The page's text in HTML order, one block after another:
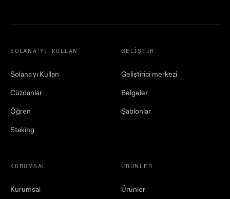
SOLANA'YI KULLAN
Solana'yı Kullan
Cüzdanlar
Öğren
Staking
GELIŞTIR
Geliştirici merkezi
Belgeler
Şablonlar
KURUMSAL
Kurumsal
ÜRÜNLER
Ürünler